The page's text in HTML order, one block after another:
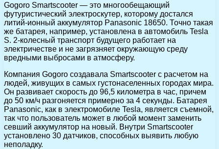
Gogoro Smartscooter — это многообещающий
футуристический электроскутер, которому достался
литий-ионный аккумулятор Panasonic 18650. Точно такая
же батарея, например, установлена в автомобиль Tesla
S. 2-колесный транспорт будущего работает на
электричестве и не загрязняет окружающую среду
вредными выбросами в атмосферу.
Компания Gogoro создавала Smartscooter с расчетом на
людей, живущих в самых густонаселенных городах мира.
Он развивает скорость до 96,5 километра в час, причем
до 50 км/ч разгоняется примерно за 4 секунды. Батарея
Panasonic, как в электромобиле Tesla, является съемной,
так что пользователь может в любой момент заменить
севший аккумулятор на новый. Внутри Smartscooter
установлено 30 датчиков, способных выявить любую
неполадку.